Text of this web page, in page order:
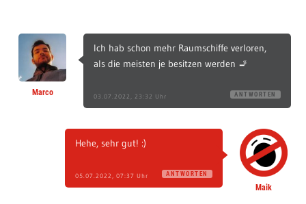
Marco
Ich hab schon mehr Raumschiffe verloren,
als die meisten je besitzen werden 🚬
03.07.2022, 23:32 Uhr ANTWORTEN
Maik
Hehe, sehr gut! :)
05.07.2022, 07:37 Uhr ANTWORTEN